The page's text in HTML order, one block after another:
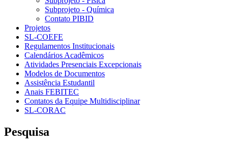
Subprojeto - Química
Contato PIBID
Projetos
SL-COEFE
Regulamentos Institucionais
Calendários Acadêmicos
Atividades Presenciais Excepcionais
Modelos de Documentos
Assistência Estudantil
Anais FEBITEC
Contatos da Equipe Multidisciplinar
SL-CORAC
Pesquisa